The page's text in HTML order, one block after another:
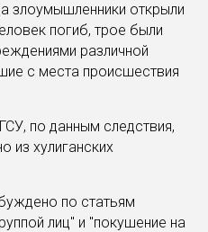
злоумышленники открыли
погиб, трое были
различной
с места происшествия
по данным следствия,
из хулиганских
по статьям
лиц" и "покушение на